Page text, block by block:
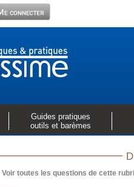
Guides pratiques
outils et barèmes
Voir toutes les questions de cette